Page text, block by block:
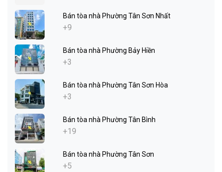
Bán tòa nhà Phường Tân Sơn Nhất
+9
Bán tòa nhà Phường Bảy Hiền
+3
Bán tòa nhà Phường Tân Sơn Hòa
+3
Bán tòa nhà Phường Tân Bình
+19
Bán tòa nhà Phường Tân Sơn
+5